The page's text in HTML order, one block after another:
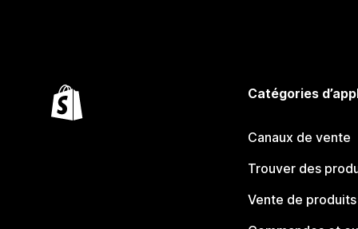
Catégories
Canaux de vente
Trouver des
Vente de produits